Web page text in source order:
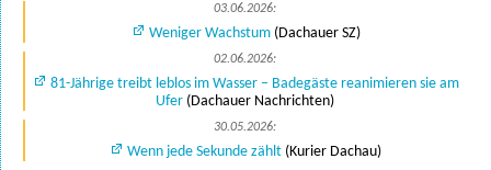
03.06.2026:
Weniger Wachstum(Dachauer SZ)
02.06.2026:
81-Jährige treibt leblos im Wasser – Badegäste reanimieren sie am
Ufer(Dachauer Nachrichten)
30.05.2026:
Wenn jede Sekunde zählt (Kurier Dachau)